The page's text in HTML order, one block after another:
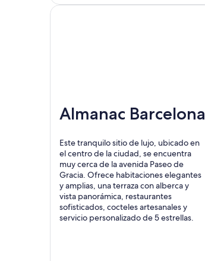
en
Almanac Barcelona
Este tranquilo sitio de lujo, ubicado en
el centro de la ciudad, se encuentra
muy cerca de la avenida Paseo de
Gracia. Ofrece habitaciones elegantes
y amplias, una terraza con alberca y
vista panorámica, restaurantes
sofisticados, cocteles artesanales y
servicio personalizado de 5 estrellas.